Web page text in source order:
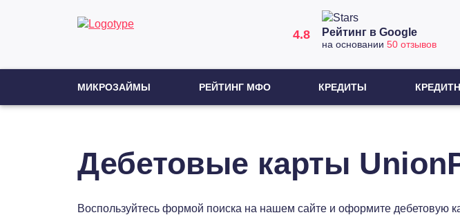
4.8 Рейтинг в Google
на основании50 отзывов
МИКРОЗАЙМЫ РЕЙТИНГ МФО КРЕДИТЫ
Дебетовые карты
Воспользуйтесь формой поиска на нашем сайте и оформите дебетовую